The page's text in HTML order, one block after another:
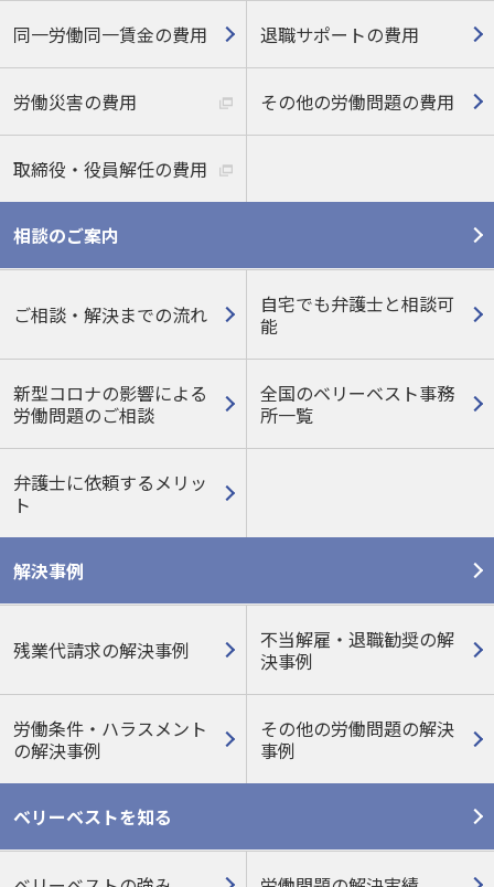
同一労働同一賃金の費用 退職サポートの費用
労働災害の費用 その他の労働問題の費用
取締役・役員解任の費用
相談のご案内
ご相談・解決までの流れ
自宅でも弁護士と相談可
能
新型コロナの影響による
労働問題のご相談
全国のベリーベスト事務
所一覧
弁護士に依頼するメリッ
ト
解決事例
残業代請求の解決事例
不当解雇・退職勧奨の解
決事例
労働条件・ハラスメント
の解決事例
その他の労働問題の解決
事例
ベリーベストを知る